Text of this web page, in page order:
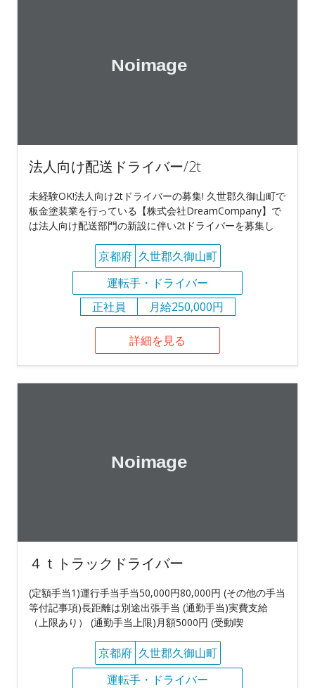
法人向け配送ドライバー/2t
未経験OK!法人向け2tドライバーの募集! 久世郡久御山町で
板金塗装業を行っている【株式会社DreamCompany】で
は法人向け配送部門の新設に伴い2tドライバーを募集し
京都府 久世郡久御山町
運転手・ドライバー
正社員
月給250,000円
詳細を見る
４ｔトラックドライバー
(定額手当1)運行手当手当50,000円80,000円 (その他の手当
等付記事項)長距離は別途出張手当 (通勤手当)実費支給
（上限あり） (通勤手当上限)月額5000円 (受動喫
京都府 久世郡久御山町
運転手・ドライバー